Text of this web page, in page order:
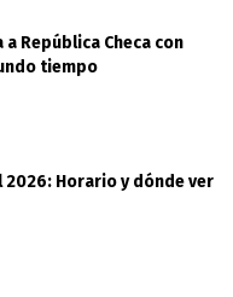
República Checa con
tiempo
2026: Horario y dónde ver